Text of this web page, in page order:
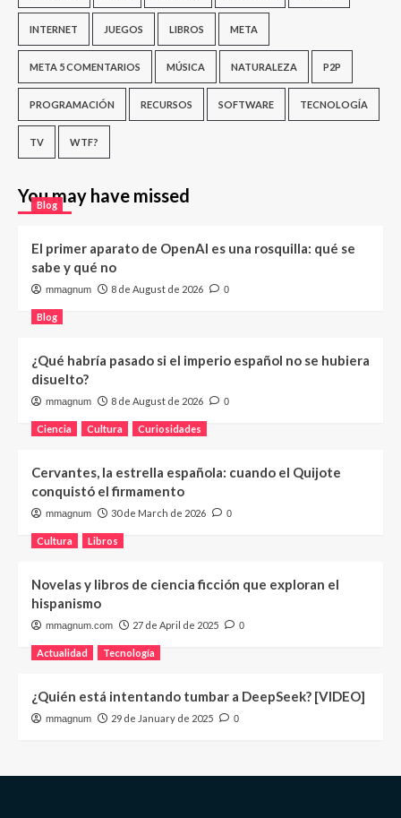
INTERNET JUEGOS LIBROS META
META 5 COMENTARIOS MÚSICA NATURALEZA P2P
PROGRAMACIÓN RECURSOS SOFTWARE TECNOLOGÍA
TV WTF?
You may have missed
Blog
El primer aparato de OpenAI es una rosquilla: qué se
sabe y qué no
mmagnum 8 de August de 2026 0
Blog
¿Qué habría pasado si el imperio español no se hubiera
disuelto?
mmagnum 8 de August de 2026 0
Ciencia Cultura Curiosidades
Cervantes, la estrella española: cuando el Quijote
conquistó el firmamento
mmagnum 30 de March de 2026 0
Cultura Libros
Novelas y libros de ciencia ficción que exploran el
hispanismo
mmagnum.com 27 de April de 2025 0
Actualidad Tecnología
¿Quién está intentando tumbar a DeepSeek? [VIDEO]
mmagnum 29 de January de 2025 0